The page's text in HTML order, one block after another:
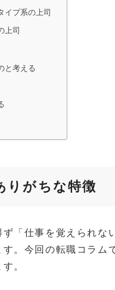
イプ系の上司
上司
と考える
りがちな特徴
「仕事を覚えられな
。今回の転職コラム
。